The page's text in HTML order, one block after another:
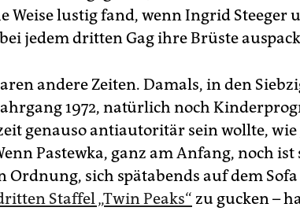
Weise lustig fand, wenn Ingrid Steeger
jedem dritten Gag ihre Brüste
andere Zeiten. Damals, in den
1972, natürlich noch
genauso antiautoritär sein wollte,
Pastewka, ganz am Anfang, noch ist
Ordnung, sich spätabends auf dem
Staffel „Twin Peaks“ zu gucken –